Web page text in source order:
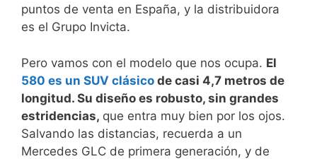
puntos de venta en España, y la distribuidora
es el Grupo Invicta.
Pero vamos con el modelo que nos ocupa. El
580 es un SUV clásico de casi 4,7 metros de
longitud. Su diseño es robusto, sin grandes
estridencias, que entra muy bien por los ojos.
Salvando las distancias, recuerda a un
Mercedes GLC de primera generación, y de